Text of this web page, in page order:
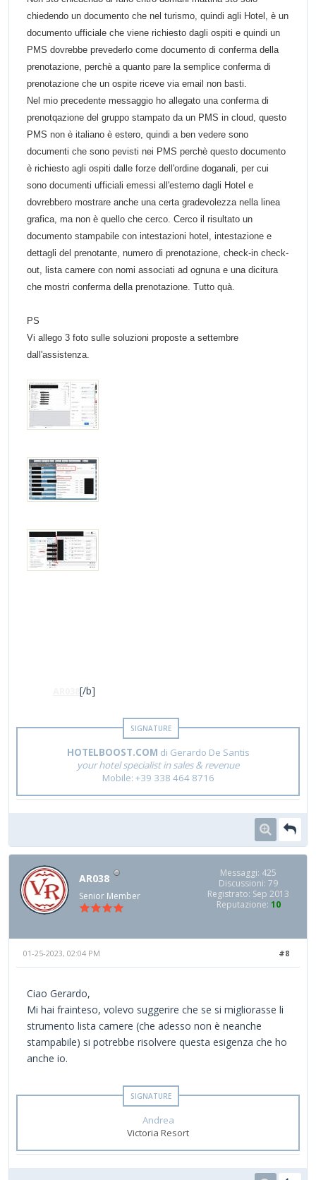
chiedendo un documento che nel turismo, quindi agli Hotel, è un
documento ufficiale che viene richiesto dagli ospiti e quindi un
PMS dovrebbe prevederlo come documento di conferma della
prenotazione, perchè a quanto pare la semplice conferma di
prenotazione che un ospite riceve via email non basti.
Nel mio precedente messaggio ho allegato una conferma di
prenotqazione del gruppo stampato da un PMS in cloud, questo
PMS non è italiano è estero, quindi a ben vedere sono
documenti che sono pevisti nei PMS perchè questo documento
è richiesto agli ospiti dalle forze dell'ordine doganali, per cui
sono documenti ufficiali emessi all'esterno dagli Hotel e
dovrebbero mostrare anche una certa gradevolezza nella linea
grafica, ma non è quello che cerco. Cerco il risultato un
documento stampabile con intestazioni hotel, intestazione e
dettagli del prenotante, numero di prenotazione, check-in check-
out, lista camere con nomi associati ad ognuna e una dicitura
che mostri conferma della prenotazione. Tutto quà.
PS
Vi allego 3 foto sulle soluzioni proposte a settembre
dall'assistenza.
[/b]
HOTELBOOST.COM di Gerardo De Santis
your hotel specialist in sales & revenue
Mobile: +39 338 464 8716
AR038
Senior Member
Messaggi: 425
Discussioni: 79
Registrato: Sep 2013
Reputazione: 10
#8
01-25-2023, 02:04 PM
Ciao Gerardo,
Mi hai frainteso, volevo suggerire che se si migliorasse li
strumento lista camere (che adesso non è neanche
stampabile) si potrebbe risolvere questa esigenza che ho
anche io.
Andrea
Victoria Resort